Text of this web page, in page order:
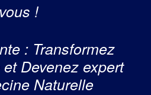
vous !
: Transformez
Devenez expert
Naturelle